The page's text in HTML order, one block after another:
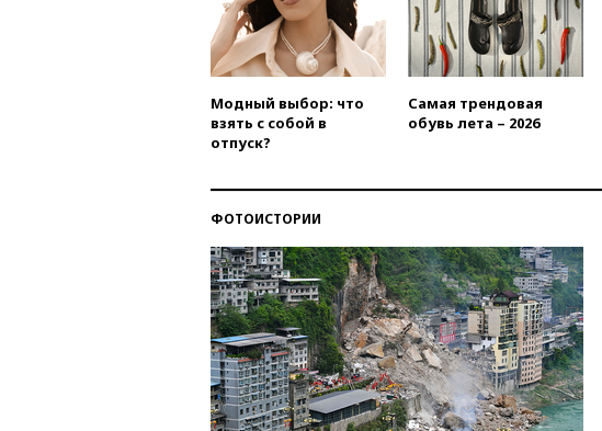
Модный выбор: что
взять с собой в
отпуск?
Самая трендовая
обувь лета – 2026
ФОТОИСТОРИИ